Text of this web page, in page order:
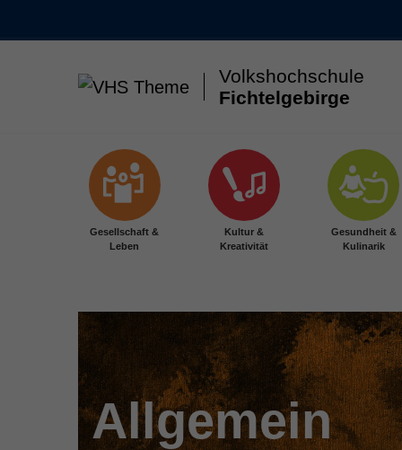
Volkshochschule
Fichtelgebirge
Gesellschaft &
Leben
Kultur &
Kreativität
Gesundheit &
Kulinarik
Allgemein